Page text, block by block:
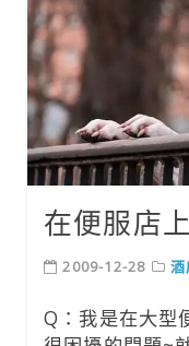
在便服店
2009-12-28
Q：我是在大型